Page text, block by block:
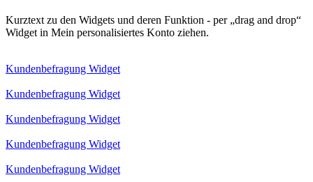
Kurztext zu den Widgets und deren Funktion - per „drag and drop“
Widget in Mein personalisiertes Konto ziehen.
Kundenbefragung Widget
Kundenbefragung Widget
Kundenbefragung Widget
Kundenbefragung Widget
Kundenbefragung Widget